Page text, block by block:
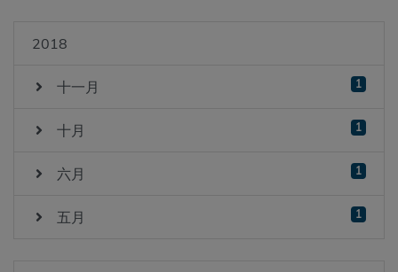
2018
十一月 1
十月 1
六月 1
五月 1